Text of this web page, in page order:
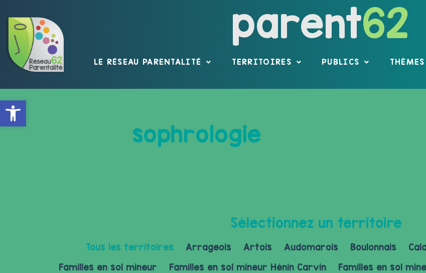
Ouvrir la barre d’outils
parent62
LE RÉSEAU PARENTALITÉ TERRITOIRES PUBLICS THÈMES
sophrologie
Sélectionnez un territoire
Tous les territoires Arrageois Artois Audomarois Boulonnais
Familles en sol mineur
Familles en sol mineur Hénin Carvin Familles en sol